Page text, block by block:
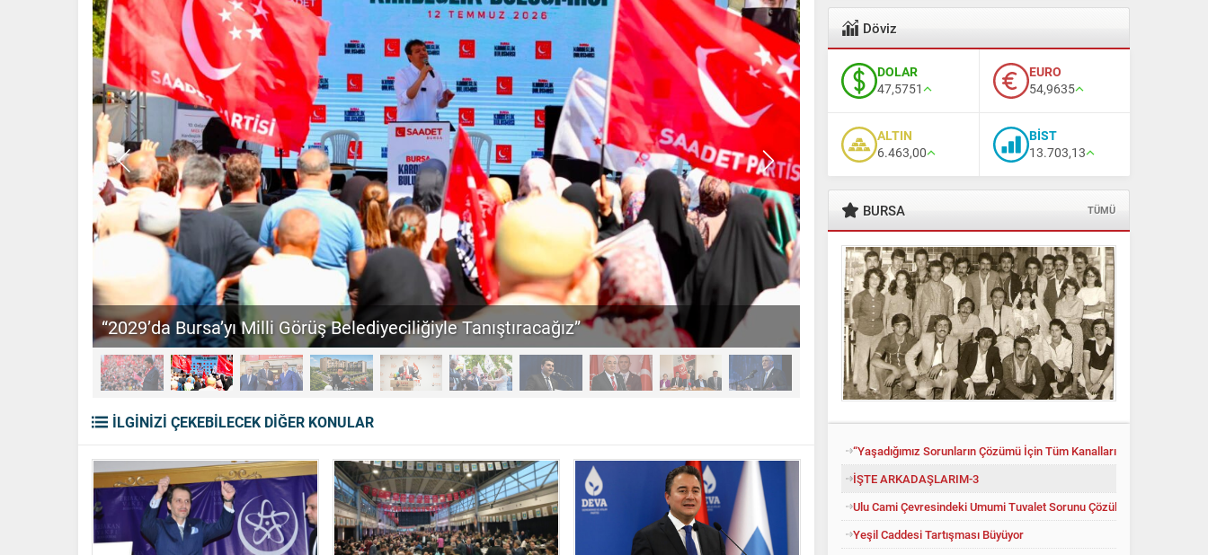
“2029’da Bursa’yı Milli Görüş Belediyeciliğiyle Tanıştıracağız” Ali Babacan’dan Yeni İttifak Hamlesi
İLGİNİZİ ÇEKEBİLECEK DİĞER KONULAR
Döviz
DOLAR
47,5751
EURO
54,9635
ALTIN
6.463,00
BİST
13.703,13
BURSA TÜMÜ
“Yaşadığımız Sorunların Çözümü İçin Tüm Kanalları Denedik”
İŞTE ARKADAŞLARIM-3
Ulu Cami Çevresindeki Umumi Tuvalet Sorunu Çözüldü
Yeşil Caddesi Tartışması Büyüyor